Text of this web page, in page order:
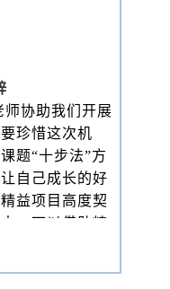
师协助我们开展
珍惜这次机
题“十步法”方
自己成长的好
益项目高度契
，可以借助精